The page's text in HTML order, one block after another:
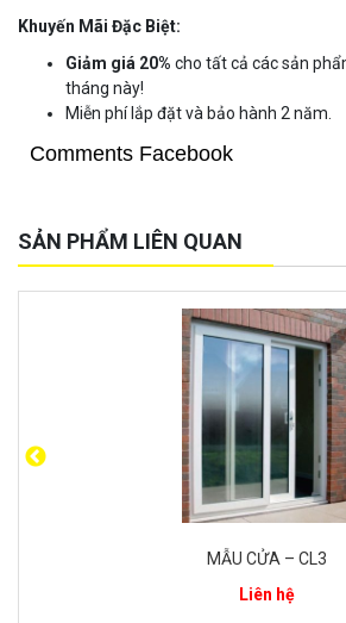
Khuyến Mãi Đặc Biệt:
Giảm giá 20% cho tất cả các sản
tháng này!
Miễn phí lắp đặt và bảo hành 2 năm.
Comments Facebook
SẢN PHẨM LIÊN QUAN
MẪU CỬA – CL3
Liên hệ